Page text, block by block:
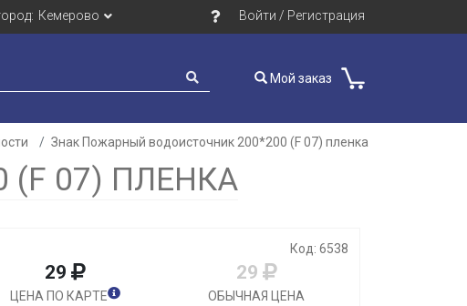
Кемерово Войти / Регистрация
Мой заказ
Знак Пожарный водоисточник 200*200 (F 07) пленка
07) ПЛЕНКА
Код: 6538
29
ЦЕНА ПО КАРТЕ
29
ОБЫЧНАЯ ЦЕНА